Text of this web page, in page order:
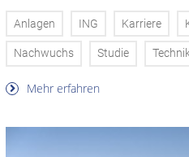
Anlagen ING Karriere
Nachwuchs Studie
Mehr erfahren